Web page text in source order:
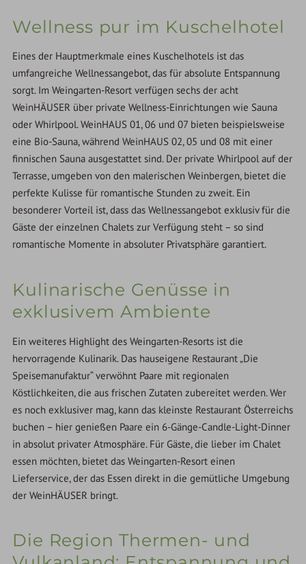
Wellness pur im Kuschelhotel
Eines der Hauptmerkmale eines Kuschelhotels ist das
umfangreiche Wellnessangebot, das für absolute Entspannung
sorgt. Im Weingarten-Resort verfügen sechs der acht
WeinHÄUSER über private Wellness-Einrichtungen wie Sauna
oder Whirlpool. WeinHAUS 01, 06 und 07 bieten beispielsweise
eine Bio-Sauna, während WeinHAUS 02, 05 und 08 mit einer
finnischen Sauna ausgestattet sind. Der private Whirlpool auf der
Terrasse, umgeben von den malerischen Weinbergen, bietet die
perfekte Kulisse für romantische Stunden zu zweit. Ein
besonderer Vorteil ist, dass das Wellnessangebot exklusiv für die
Gäste der einzelnen Chalets zur Verfügung steht – so sind
romantische Momente in absoluter Privatsphäre garantiert.
Kulinarische Genüsse in
exklusivem Ambiente
Ein weiteres Highlight des Weingarten-Resorts ist die
hervorragende Kulinarik. Das hauseigene Restaurant „Die
Speisemanufaktur“ verwöhnt Paare mit regionalen
Köstlichkeiten, die aus frischen Zutaten zubereitet werden. Wer
es noch exklusiver mag, kann das kleinste Restaurant Österreichs
buchen – hier genießen Paare ein 6-Gänge-Candle-Light-Dinner
in absolut privater Atmosphäre. Für Gäste, die lieber im Chalet
essen möchten, bietet das Weingarten-Resort einen
Lieferservice, der das Essen direkt in die gemütliche Umgebung
der WeinHÄUSER bringt.
Die Region Thermen- und